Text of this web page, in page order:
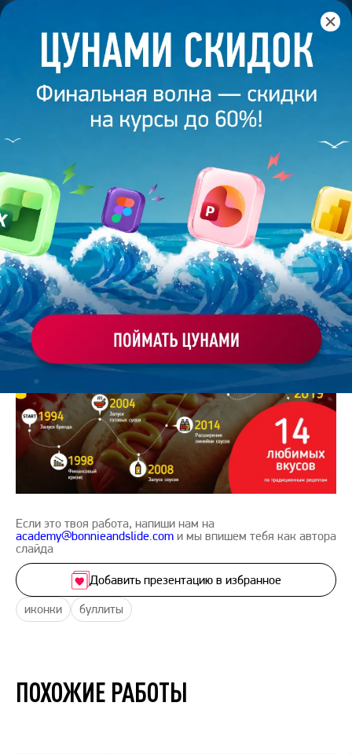
Главная /Банк слайдов / Презентация 63 – Выпускник
академии презентаций
ПРЕЗЕНТАЦИЯ 63 - ВЫПУСКНИК
АКАДЕМИИ ПРЕЗЕНТАЦИЙ
Моё избранное
Работа
студента
ХОЧУ ЗАКАЗАТЬ ТАКУЮ ПРЕЗЕНТАЦИЮ
Если это твоя работа, напиши нам на
academy@bonnieandslide.com и мы впишем тебя как автора
слайда
иконки буллиты
Добавить презентацию в избранное
ПОХОЖИЕ РАБОТЫ